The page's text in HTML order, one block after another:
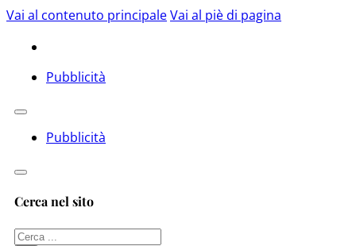
Vai al contenuto principaleVai al piè di pagina
Pubblicità
Pubblicità
Cerca nel sito
Cerca